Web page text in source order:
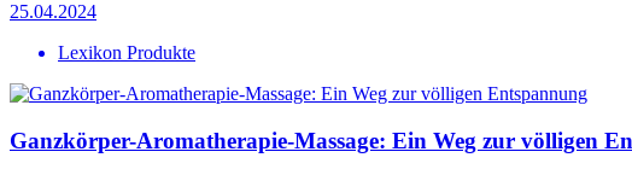
25.04.2024
Lexikon Produkte
Ganzkörper-Aromatherapie-Massage: Ein Weg zur völligen